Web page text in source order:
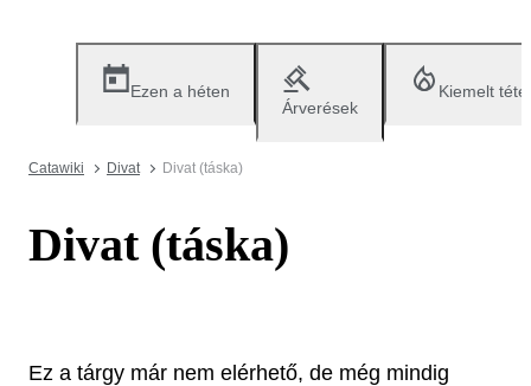
Ezen a héten
Árverések
Kiemelt
Catawiki Divat Divat (táska)
Divat (táska)
Ez a tárgy már nem elérhető, de még mindig